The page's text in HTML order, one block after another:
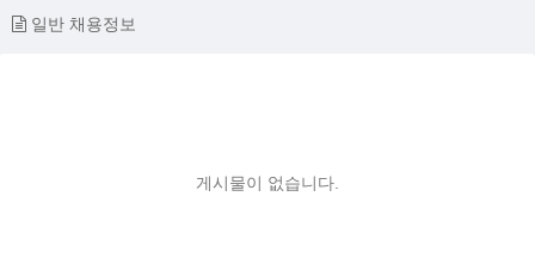
일반 채용정보
게시물이 없습니다.